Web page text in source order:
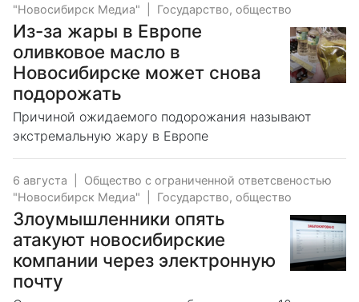
"Новосибирск Медиа"
Государство, общество
Из-за жары в Европе
оливковое масло в
Новосибирске может снова
подорожать
Причиной ожидаемого подорожания называют
экстремальную жару в Европе
6 августа
Общество с ограниченной ответсвеностью
"Новосибирск Медиа"
Государство, общество
Злоумышленники опять
атакуют новосибирские
компании через электронную
почту